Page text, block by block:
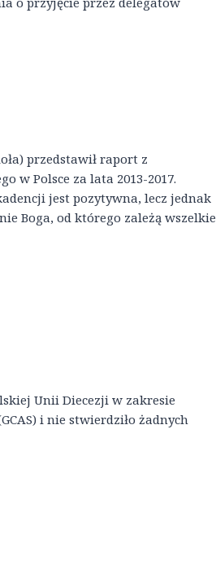
przedstawił raport z
w Polsce za lata 2013-2017.
jest pozytywna, lecz jednak
Boga, od którego zależą wszelkie
Unii Diecezji w zakresie
i nie stwierdziło żadnych